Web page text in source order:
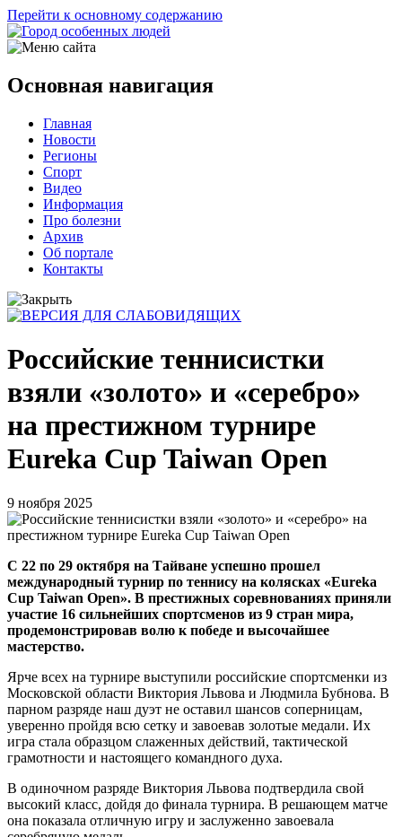
Перейти к основному содержанию
Основная навигация
Главная
Новости
Регионы
Спорт
Видео
Информация
Про болезни
Архив
Об портале
Контакты
Российские теннисистки
взяли «золото» и «серебро»
на престижном турнире
Eureka Cup Taiwan Open
9 ноября 2025
С 22 по 29 октября на Тайване успешно прошел
международный турнир по теннису на колясках «Eureka
Cup Taiwan Open». В престижных соревнованиях приняли
участие 16 сильнейших спортсменов из 9 стран мира,
продемонстрировав волю к победе и высочайшее
мастерство.
Ярче всех на турнире выступили российские спортсменки из
Московской области Виктория Львова и Людмила Бубнова. В
парном разряде наш дуэт не оставил шансов соперницам,
уверенно пройдя всю сетку и завоевав золотые медали. Их
игра стала образцом слаженных действий, тактической
грамотности и настоящего командного духа.
В одиночном разряде Виктория Львова подтвердила свой
высокий класс, дойдя до финала турнира. В решающем матче
она показала отличную игру и заслуженно завоевала